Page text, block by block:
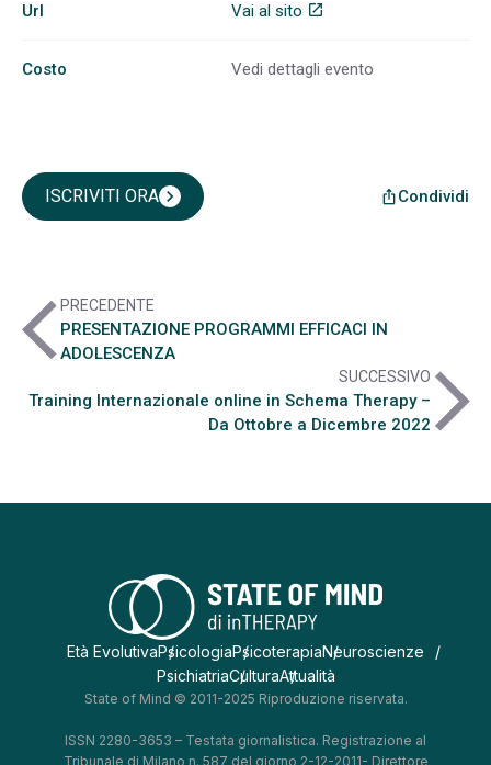
Url Vai al sito open_in_new
Costo Vedi dettagli evento
ISCRIVITI ORAchevron_right ios_shareCondividi
arrow_back_iosPRECEDENTE
PRESENTAZIONE PROGRAMMI EFFICACI IN
ADOLESCENZA
SUCCESSIVO
Training Internazionale online in Schema Therapy –
Da Ottobre a Dicembre 2022arrow_forward_ios
Età EvolutivaPsicologiaPsicoterapiaNeuroscienze
PsichiatriaCulturaAttualità
State of Mind © 2011-2025 Riproduzione riservata.
ISSN 2280-3653 – Testata giornalistica. Registrazione al
Tribunale di Milano n. 587 del giorno 2-12-2011- Direttore